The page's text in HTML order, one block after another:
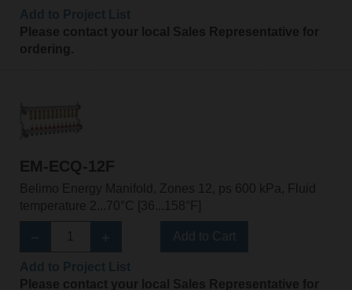
Please contact your local Sales Representative for
ordering.
EM-ECQ-12F
Belimo Energy Manifold, Zones 12, ps 600 kPa, Fluid
temperature 2...70°C [36...158°F]
Please contact your local Sales Representative for